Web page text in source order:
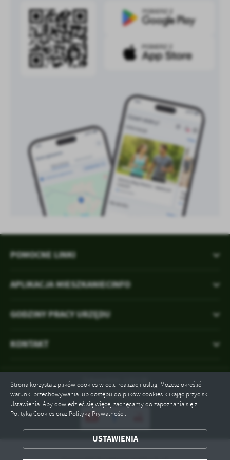
Strona korzysta z plików cookies w celu realizacji usług. Możesz określić
warunki przechowywania lub dostępu do plików cookies klikając przycisk
Ustawienia. Aby dowiedzieć się więcej zachęcamy do zapoznania się z
Polityką Cookies oraz Polityką Prywatności.
USTAWIENIA
ZAPISZ WYBRANE
POMOCNE LINKI
APLIKACJA MIESZKANIECINFO
GODZINY PRACY URZĘDU
KONTAKT
Odwiedzin: 125138
Online: 2